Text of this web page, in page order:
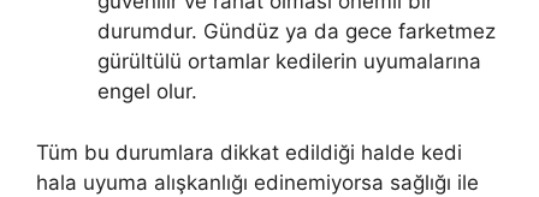
durumdur. Gündüz ya da gece farketmez
gürültülü ortamlar kedilerin uyumalarına
engel olur.
Tüm bu durumlara dikkat edildiği halde kedi
hala uyuma alışkanlığı edinemiyorsa sağlığı ile